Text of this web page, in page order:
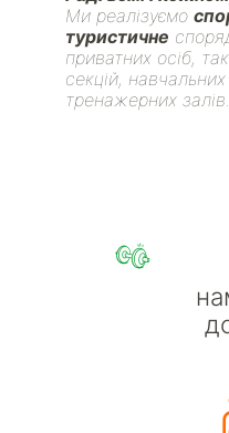
Ми реалізуємо
туристичне
приватних осіб,
секцій, навчальних
тренажерних залів.